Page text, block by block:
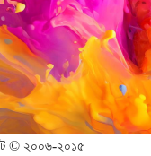
© ২০০৬-২০১৫